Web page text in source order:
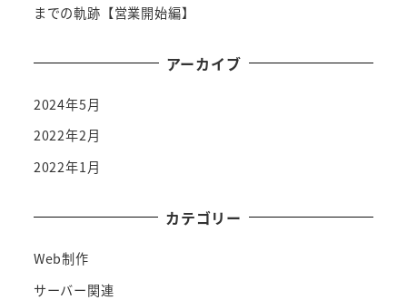
までの軌跡【営業開始編】
アーカイブ
2024年5月
2022年2月
2022年1月
カテゴリー
Web制作
サーバー関連